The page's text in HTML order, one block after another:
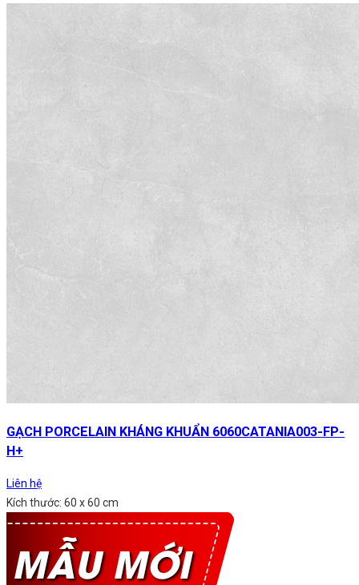
GẠCH PORCELAIN KHÁNG KHUẨN 6060CATANIA003-FP-
H+
Liên hệ
Kích thước: 60 x 60 cm